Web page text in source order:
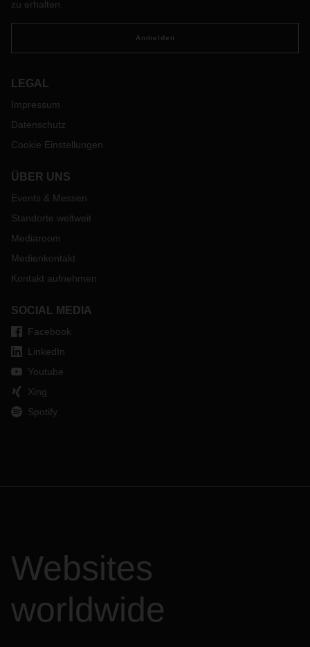
zu erhalten.
Anmelden
LEGAL
Impressum
Datenschutz
Cookie Einstellungen
ÜBER UNS
Events & Messen
Standorte weltweit
Mediaroom
Medienkontakt
Kontakt aufnehmen
SOCIAL MEDIA
Facebook
LinkedIn
Youtube
Xing
Spotify
Websites
worldwide